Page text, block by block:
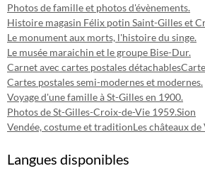
Photos de famille et photos d'évènements.
Histoire magasin Félix potin Saint-Gilles et
Le monument aux morts, l'histoire du singe.
Le musée maraichin et le groupe Bise-Dur.
Carnet avec cartes postales détachables
Cartes postales semi-modernes et modernes.
Voyage d'une famille à St-Gilles en 1900.
Photos de St-Gilles-Croix-de-Vie 1959.Sion
Vendée, costume et traditionLes châteaux de
Langues disponibles